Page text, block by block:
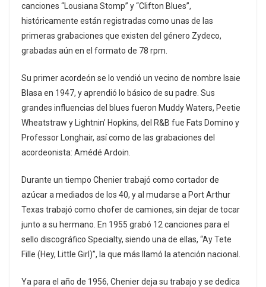
canciones “Lousiana Stomp” y “Clifton Blues”,
históricamente están registradas como unas de las
primeras grabaciones que existen del género Zydeco,
grabadas aún en el formato de 78 rpm.
Su primer acordeón se lo vendió un vecino de nombre Isaie
Blasa en 1947, y aprendió lo básico de su padre. Sus
grandes influencias del blues fueron Muddy Waters, Peetie
Wheatstraw y Lightnin’ Hopkins, del R&B fue Fats Domino y
Professor Longhair, así como de las grabaciones del
acordeonista: Amédé Ardoin.
Durante un tiempo Chenier trabajó como cortador de
azúcar a mediados de los 40, y al mudarse a Port Arthur
Texas trabajó como chofer de camiones, sin dejar de tocar
junto a su hermano. En 1955 grabó 12 canciones para el
sello discográfico Specialty, siendo una de ellas, “Ay Tete
Fille (Hey, Little Girl)”, la que más llamó la atención nacional.
Ya para el año de 1956, Chenier deja su trabajo y se dedica